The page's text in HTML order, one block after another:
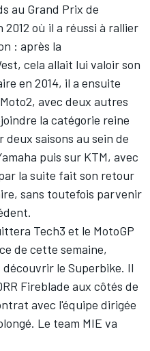
au Grand Prix de
où il a réussi à rallier
: après la
cela allait lui valoir son
en 2014, il a ensuite
avec deux autres
la catégorie reine
deux saisons au sein de
puis sur KTM, avec
la suite fait son retour
sans toutefois parvenir
Tech3 et le MotoGP
de cette semaine,
le Superbike. Il
Fireblade aux côtés de
avec l'équipe dirigée
Le team MIE va